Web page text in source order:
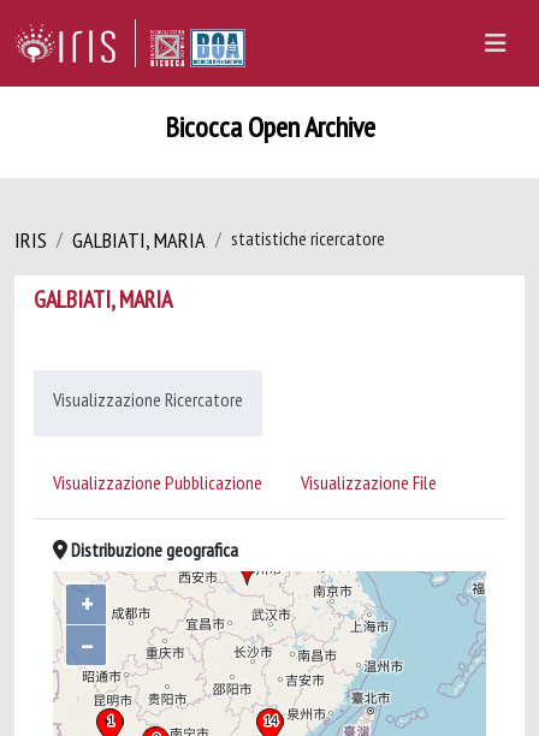
Bicocca Open Archive
IRIS GALBIATI, MARIA statistiche ricercatore
GALBIATI, MARIA
Visualizzazione Ricercatore
Visualizzazione Pubblicazione Visualizzazione File
Distribuzione geografica
+
–